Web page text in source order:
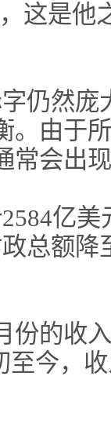
这是他
仍然
。由于
常会出
亿
总额降
份的收
至今，